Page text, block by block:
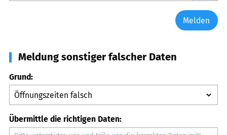
Melden
Meldung sonstiger falscher Daten
Grund:
Übermittle die richtigen Daten: